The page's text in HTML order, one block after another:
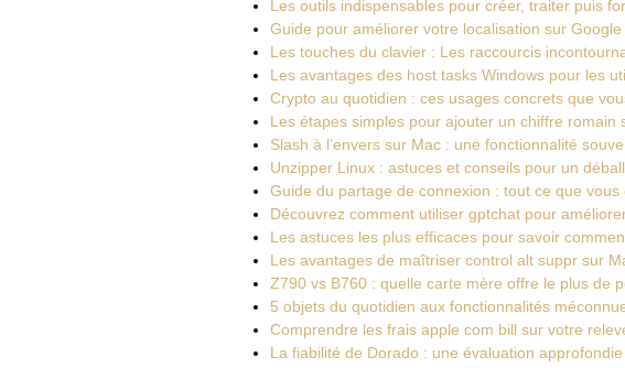
Les outils indispensables pour créer, traiter puis
Guide pour améliorer votre localisation sur Google
Les touches du clavier : Les raccourcis
Les avantages des host tasks Windows pour les
Crypto au quotidien : ces usages concrets que
Les étapes simples pour ajouter un chiffre romain
Slash à l’envers sur Mac : une fonctionnalité
Unzipper Linux : astuces et conseils pour un
Guide du partage de connexion : tout ce que vous
Découvrez comment utiliser gptchat pour
Les astuces les plus efficaces pour savoir
Les avantages de maîtriser control alt suppr sur
Z790 vs B760 : quelle carte mère offre le plus de
5 objets du quotidien aux fonctionnalités
Comprendre les frais apple com bill sur votre
La fiabilité de Dorado : une évaluation